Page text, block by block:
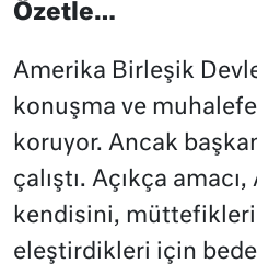
Özetle…
Amerika Birleşik
konuşma ve
koruyor. Ancak
çalıştı. Açıkça
kendisini,
eleştirdikleri için